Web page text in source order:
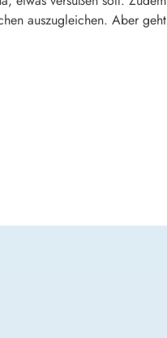
auszugleichen. Aber geht